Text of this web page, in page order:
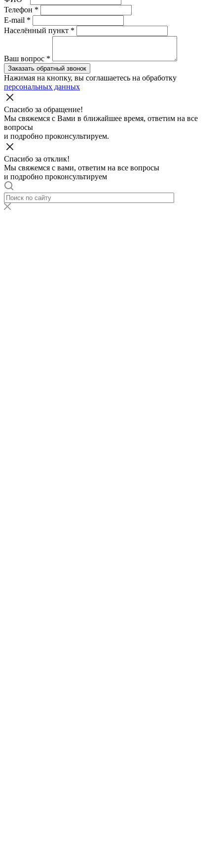
Телефон *
E-mail *
Населённый пункт *
Ваш вопрос *
Заказать обратный звонок
Нажимая на кнопку, вы соглашаетесь на обработку
персональных данных
Спасибо за обращение!
Мы свяжемся с Вами в ближайшее время, ответим на все
вопросы
и подробно проконсультируем.
Спасибо за отклик!
Мы свяжемся с вами, ответим на все вопросы
и подробно проконсультируем